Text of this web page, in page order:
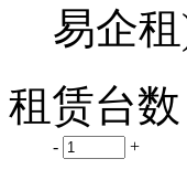
易企租
租赁台数
- +